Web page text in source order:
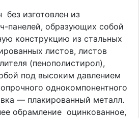
изготовлен из
панелей, образующих собой
конструкцию из стальных
листов, листов
(пенополистирол),
под высоким давлением
однокомпонентного
— плакированный металл.
обрамление оцинкованное,